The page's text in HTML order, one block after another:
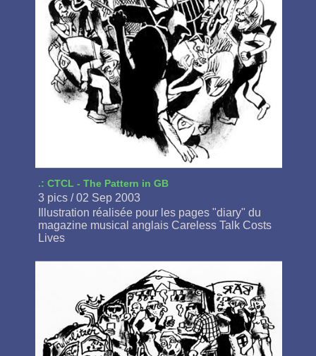
.: CTCL - The Pattern in GB
3 pics / 02 Sep 2003
Illustration réalisée pour les pages "diary" du
magazine musical anglais Careless Talk Costs
Lives